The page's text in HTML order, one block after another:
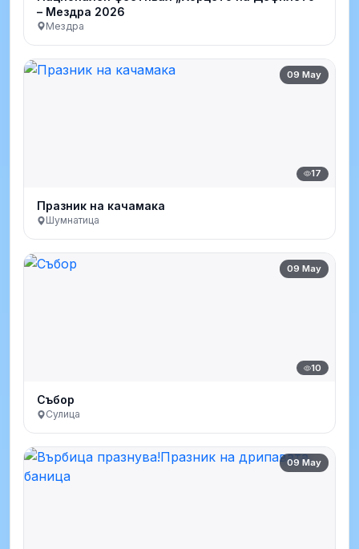
– Мездра 2026
Мездра
09 May
17
Празник на качамака
Шумнатица
09 May
10
Събор
Сулица
09 May